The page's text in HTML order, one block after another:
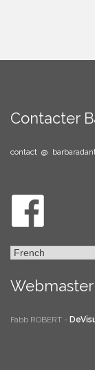
Contacter
contact @
Webmaster
Fabb ROBERT -